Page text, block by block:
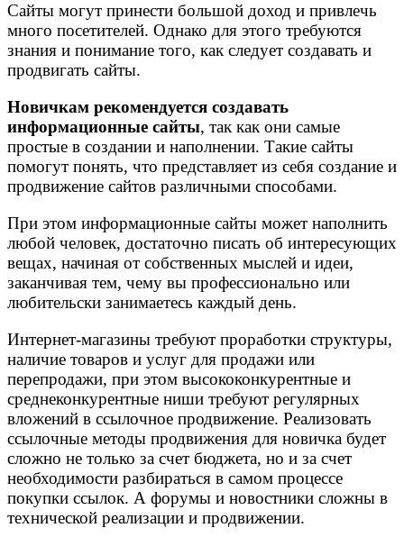
Сайты могут принести большой доход и привлечь
много посетителей. Однако для этого требуются
знания и понимание того, как следует создавать и
продвигать сайты.
Новичкам рекомендуется создавать
информационные сайты, так как они самые
простые в создании и наполнении. Такие сайты
помогут понять, что представляет из себя создание и
продвижение сайтов различными способами.
При этом информационные сайты может наполнить
любой человек, достаточно писать об интересующих
вещах, начиная от собственных мыслей и идеи,
заканчивая тем, чему вы профессионально или
любительски занимаетесь каждый день.
Интернет-магазины требуют проработки структуры,
наличие товаров и услуг для продажи или
перепродажи, при этом высококонкурентные и
среднеконкурентные ниши требуют регулярных
вложений в ссылочное продвижение. Реализовать
ссылочные методы продвижения для новичка будет
сложно не только за счет бюджета, но и за счет
необходимости разбираться в самом процессе
покупки ссылок. А форумы и новостники сложны в
технической реализации и продвижении.